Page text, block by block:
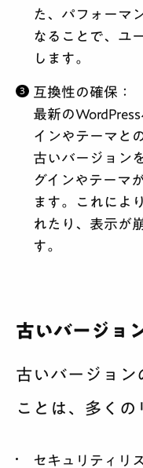
た、パフォーマ
なることで、ユ
します。
互換性の確保 ：
最新の
インやテーマと
古いバージョン
グインやテーマ
ます。これによ
れたり、表示が
す。
古いバージョ
古いバージョン
ことは、多くの
セキュリティリ